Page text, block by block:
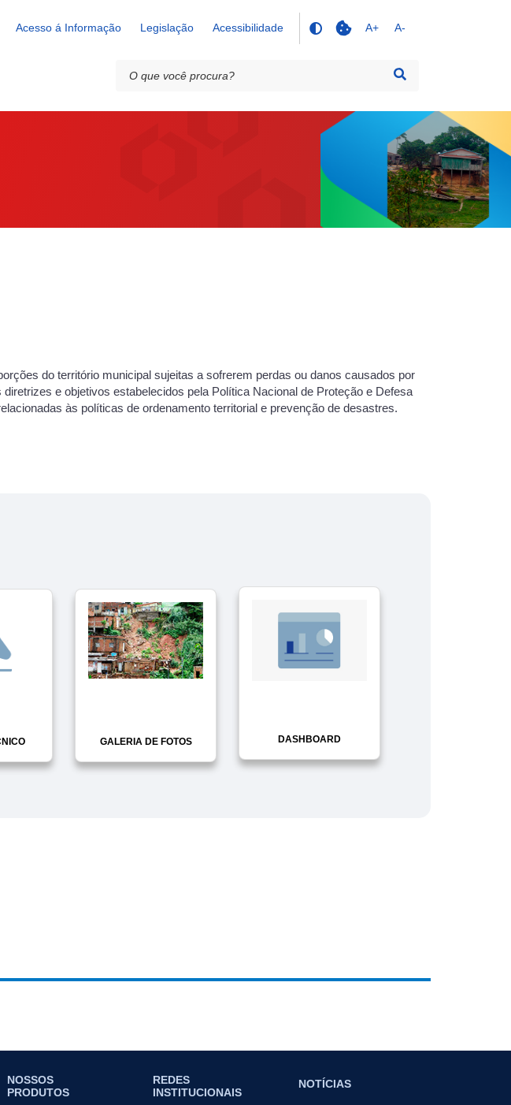
Acesso á Informação Legislação Acessibilidade A+ A-
do território municipal sujeitas a sofrerem perdas ou danos causados por
e objetivos estabelecidos pela Política Nacional de Proteção e Defesa
às políticas de ordenamento territorial e prevenção de desastres.
GALERIA DE FOTOS DASHBOARD
NOSSOS
PRODUTOS
REDES
INSTITUCIONAIS
NOTÍCIAS